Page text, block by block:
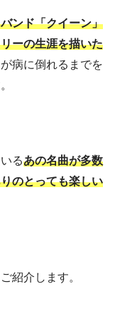
ンド「クイーン」
ーの生涯を描いた
病に倒れるまでを
るあの名曲が多数
のとっても楽しい
紹介します。